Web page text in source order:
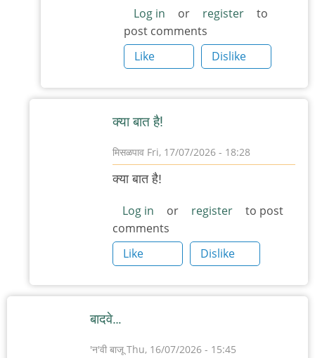
Log in or register
to
post comments
Like
Dislike
क्या बात है!
मिसळपाव Fri, 17/07/2026 - 18:28
In
हुसैन
किंवा
अली
यावर
नको…
by
क्या बात है!
Log in or register
to post
comments
Like
Dislike
बादवे…
'न'वी बाजूThu, 16/07/2026 - 15:45